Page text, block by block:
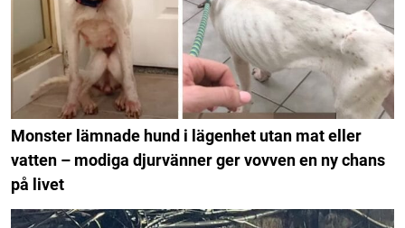
Monster lämnade hund i lägenhet utan mat eller
vatten – modiga djurvänner ger vovven en ny chans
på livet